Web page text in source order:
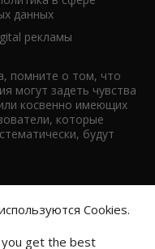
данных
рекламы
помните о том, что
могут задеть чувства
косвенно имеющих
которые
будут
Cookies.
get the best